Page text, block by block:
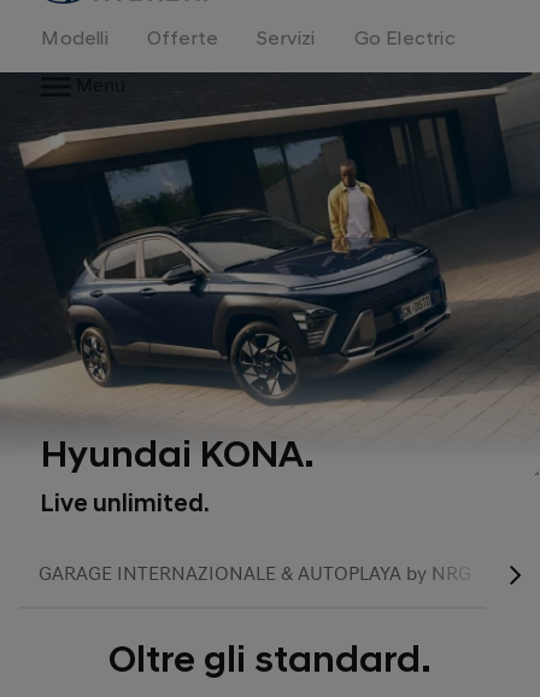
Modelli Offerte Servizi
Go Electric
Menu
Hyundai KONA.
Live unlimited.
GARAGE INTERNAZIONALE & AUTOPLAYA by NRG
Oltre gli standard.